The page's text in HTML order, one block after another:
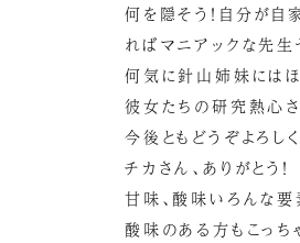
何を隠そう！自分が自
ればマニアックな先生
何気に針山姉妹にはほ
彼女たちの研究熱心さ
今後ともどうぞよろし
チカさん、ありがとう！
甘味、酸味いろんな
酸味のある方もこっち